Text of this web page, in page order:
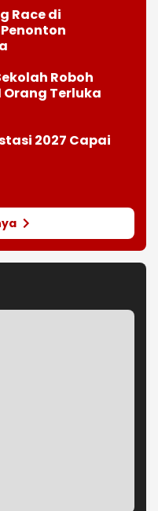
Race di
Roboh
Orang Terluka
2027 Capai